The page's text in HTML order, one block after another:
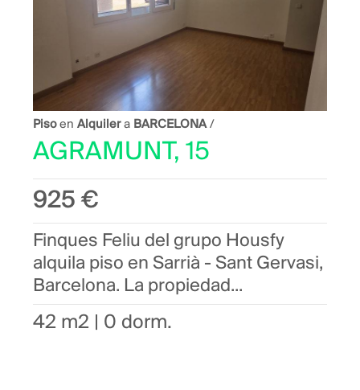
PisoenAlquilera BARCELONA/
AGRAMUNT, 15
925 €
Finques Feliu del grupo Housfy
alquila piso en Sarrià - Sant Gervasi,
Barcelona. La propiedad...
42 m2 | 0 dorm.